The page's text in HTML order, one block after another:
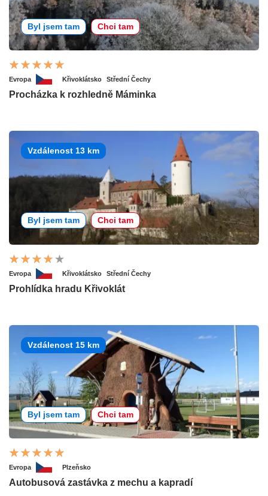
Byl jsem tam Chci tam
Evropa Křivoklátsko Střední Čechy
Procházka k rozhledně Máminka
Vzdálenost 13 km
Byl jsem tam Chci tam
Evropa Křivoklátsko Střední Čechy
Prohlídka hradu Křivoklát
Vzdálenost 15 km
Byl jsem tam Chci tam
Evropa Plzeňsko
Autobusová zastávka z mechu a kapradí